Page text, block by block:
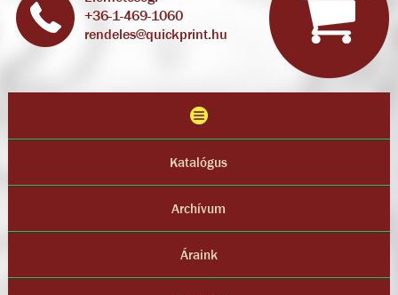
+36-1-469-1060
rendeles@quickprint.hu
Katalógus
Archívum
Áraink